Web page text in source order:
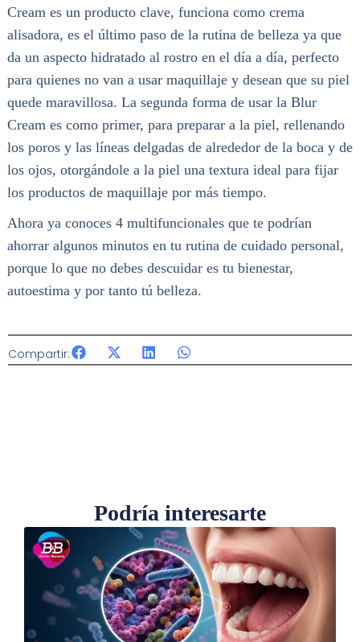
Cream es un producto clave, funciona como crema
alisadora, es el último paso de la rutina de belleza ya que
da un aspecto hidratado al rostro en el día a día, perfecto
para quienes no van a usar maquillaje y desean que su piel
quede maravillosa. La segunda forma de usar la Blur
Cream es como primer, para preparar a la piel, rellenando
los poros y las líneas delgadas de alrededor de la boca y de
los ojos, otorgándole a la piel una textura ideal para fijar
los productos de maquillaje por más tiempo.
Ahora ya conoces 4 multifuncionales que te podrían
ahorrar algunos minutos en tu rutina de cuidado personal,
porque lo que no debes descuidar es tu bienestar,
autoestima y por tanto tú belleza.
Compartir:
Podría interesarte